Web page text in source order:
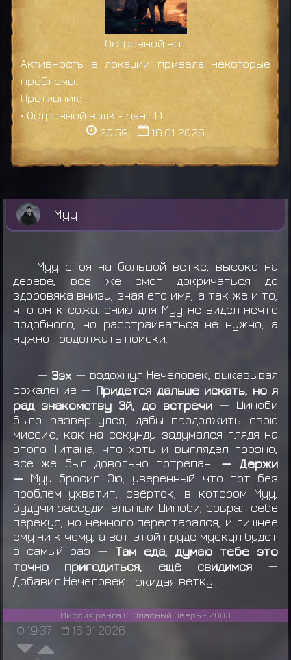
Активность в локации привела некоторые
проблемы.
Противник:
• Островной волк - ранг D
20:59
16.01.2026
Муу
Муу стоя на большой ветке, высоко на
дереве, все же смог докричаться до
здоровяка внизу, зная его имя, а так же и то,
что он к сожалению для Муу не видел нечто
подобного, но расстраиваться не нужно, а
нужно продолжать поиски.
— Ээх — вздохнул Нечеловек, выказывая
сожаление — Придется дальше искать, но я
рад знакомству Эй, до встречи — Шиноби
было развернулся, дабы продолжить свою
миссию, как на секунду задумался глядя на
этого Титана, что хоть и выглядел грозно,
все же был довольно потрепан. — Держи
— Муу бросил Эю, уверенный что тот без
проблем ухватит, свёрток, в котором Муу,
будучи рассудительным Шиноби, соьрал себе
перекус, но немного перестарался, и лишнее
ему ни к чему, а вот этой груде мускул будет
в самый раз — Там еда, думаю тебе это
точно пригодиться, ещё свидимся —
Добавил Нечеловек покидая ветку.
Миссия ранга С: Опасный Зверь - 2603
19:37 16.01.2026